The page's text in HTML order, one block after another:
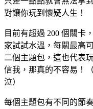
對讓你玩到懷疑人生！
目前有超過 200 個關卡
家試試水溫，每關最高
二個主題包，這也代表
信我，那真的不容易！
泣）
每個主題包有不同的節